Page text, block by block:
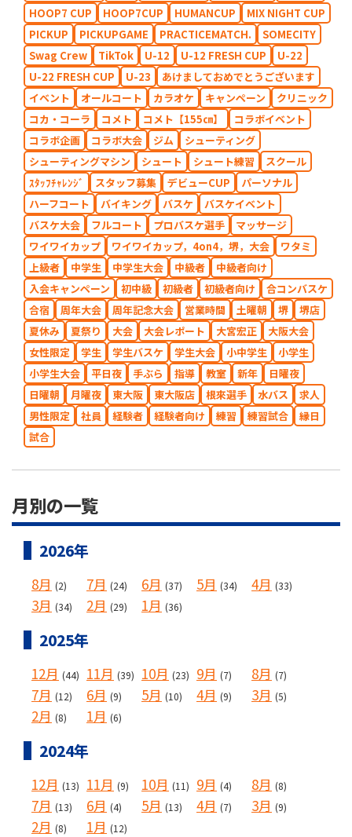
HOOP7 CUP
HOOP7CUP HUMANCUP
MIX NIGHT CUP
PICKUP
PICKUPGAME PRACTICEMATCH.
SOMECITY
Swag Crew
TikTok U-12 U-12 FRESH CUP
U-22
U-22 FRESH CUP
U-23
あけましておめでとうございます
イベント
オールコート カラオケ キャンペーン
クリニック
コカ・コーラ
コメト コメト【155㎝】
コラボイベント
コラボ企画
コラボ大会 ジム
シューティング
シューティングマシン
シュート シュート練習
スクール
ｽﾀｯﾌﾁｬﾚﾝｼﾞ
スタッフ募集 デビューCUP
パーソナル
ハーフコート
バイキング バスケ
バスケイベント
バスケ大会
フルコート プロバスケ選手
マッサージ
ワイワイカップ
ワイワイカップ，4on4，堺，大会
ワタミ
上級者
中学生 中学生大会 中級者
中級者向け
入会キャンペーン
初中級 初級者 初級者向け
合コンバスケ
合宿
周年大会 周年記念大会 営業時間 土曜朝 堺
堺店
夏休み
夏祭り 大会 大会レポート 大宮宏正
大阪大会
女性限定
学生 学生バスケ 学生大会 小中学生
小学生
小学生大会
平日夜 手ぶら 指導 教室 新年
日曜夜
日曜朝
月曜夜 東大阪 東大阪店 根來選手 水バス
求人
男性限定
社員 経験者 経験者向け 練習 練習試合
縁日
試合
月別の一覧
2026年
8月 (2) 7月 (24) 6月 (37) 5月 (34) 4月 (33)
3月 (34) 2月 (29) 1月 (36)
2025年
12月 (44) 11月 (39) 10月 (23) 9月 (7) 8月 (7)
7月 (12) 6月 (9) 5月 (10) 4月 (9) 3月 (5)
2月 (8) 1月 (6)
2024年
12月 (13) 11月 (9) 10月 (11) 9月 (4) 8月 (8)
7月 (13) 6月 (4) 5月 (13) 4月 (7) 3月 (9)
2月 (8) 1月 (12)